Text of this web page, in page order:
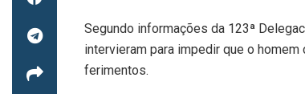
Segundo informações da 123ª
intervieram para impedir que o
ferimentos.